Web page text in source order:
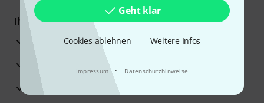
Geht klar
Cookies ablehnen Weitere Infos
Impressum · Datenschutzhinweise
Ihre Vorteile
3 Jahre Thomann Garantie
30 Tage Money-Back-Garantie